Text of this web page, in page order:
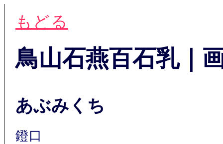
もどる
鳥山石燕百石乳｜
あぶみくち
鐙口